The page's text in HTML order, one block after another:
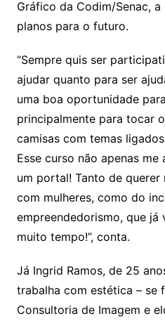
Gráfico da Codim/Senac,
planos para o futuro.
“Sempre quis ser
ajudar quanto para ser
uma boa oportunidade
principalmente para tocar
camisas com temas
Esse curso não apenas
um portal! Tanto de querer
com mulheres, como do
empreendedorismo, que já
muito tempo!”, conta.
Já Ingrid Ramos, de 25
trabalha com estética – se
Consultoria de Imagem e